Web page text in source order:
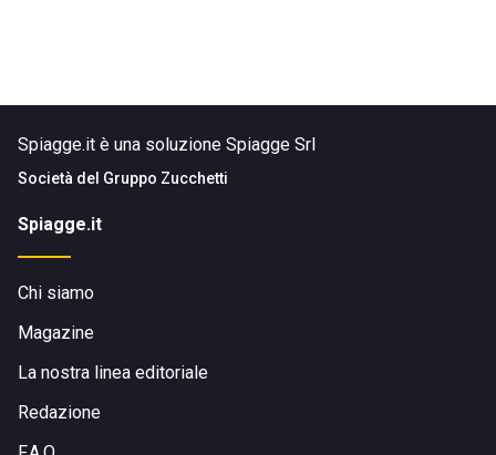
Spiagge.it è una soluzione Spiagge Srl
Società del Gruppo Zucchetti
Spiagge.it
Chi siamo
Magazine
La nostra linea editoriale
Redazione